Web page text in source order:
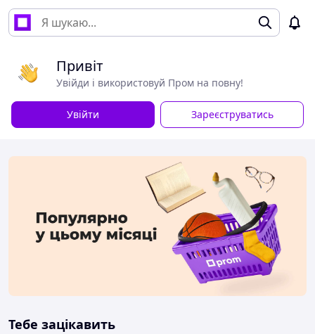
Привіт
Увійди і використовуй Пром на повну!
Увійти Зареєструватись
Тебе зацікавить